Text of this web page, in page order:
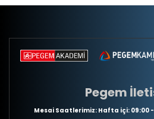
Pegem
Mesai Saatlerimiz: Hafta içi: 09:00 -